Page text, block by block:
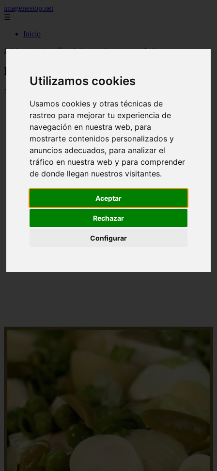
Utilizamos cookies
Usamos cookies y otras técnicas de
rastreo para mejorar tu experiencia de
navegación en nuestra web, para
mostrarte contenidos personalizados y
anuncios adecuados, para analizar el
tráfico en nuestra web y para comprender
de donde llegan nuestros visitantes.
Aceptar
Rechazar
Configurar
imagenestop.net
☰
Inicio
Inicio > recetas >Ensalada rusa de papas y palmitos
Ensalada rusa de papas y palmitos
📅 14/05/2024